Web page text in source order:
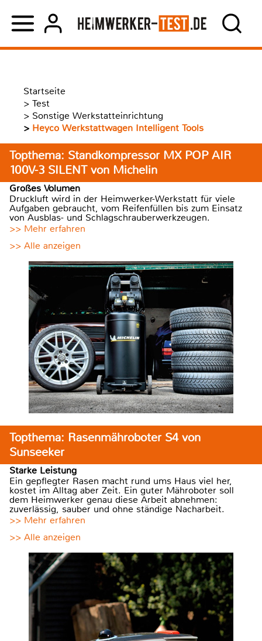
Startseite
> Test
> Sonstige Werkstatteinrichtung
> Heyco Werkstattwagen Intelligent Tools
Topthema: Standkompressor MX POP AIR
100V-3 SILENT von Michelin
Großes Volumen
Druckluft wird in der Heimwerker-Werkstatt für viele
Aufgaben gebraucht, vom Reifenfüllen bis zum Einsatz
von Ausblas- und Schlagschrauberwerkzeugen.
>> Mehr erfahren
>> Alle anzeigen
Topthema: Rasenmähroboter S4 von
Sunseeker
Starke Leistung
Ein gepflegter Rasen macht rund ums Haus viel her,
kostet im Alltag aber Zeit. Ein guter Mähroboter soll
dem Heimwerker genau diese Arbeit abnehmen:
zuverlässig, sauber und ohne ständige Nacharbeit.
>> Mehr erfahren
>> Alle anzeigen